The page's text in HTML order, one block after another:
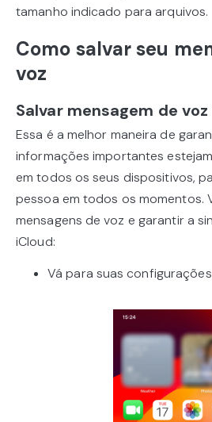
tamanho indicado para arquivos.
Como salvar seu
voz
Salvar mensagem de
Essa é a melhor maneira de
informações importantes
em todos os seus dispositivos,
pessoa em todos os momentos.
mensagens de voz e garantir a
iCloud:
Vá para suas